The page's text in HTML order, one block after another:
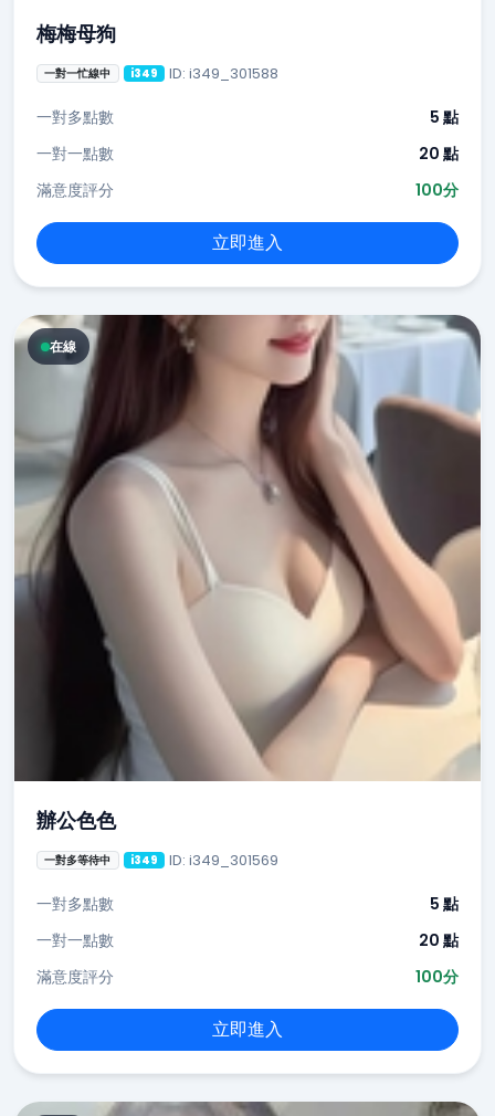
梅梅母狗
一對一忙線中 i349 ID: i349_301588
一對多點數
5 點
一對一點數
20 點
滿意度評分
100分
立即進入
在線
辦公色色
一對多等待中 i349 ID: i349_301569
一對多點數
5 點
一對一點數
20 點
滿意度評分
100分
立即進入